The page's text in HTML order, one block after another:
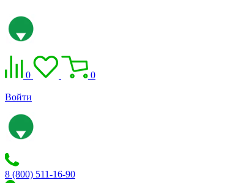
0 0
Войти
8 (800) 511-16-90